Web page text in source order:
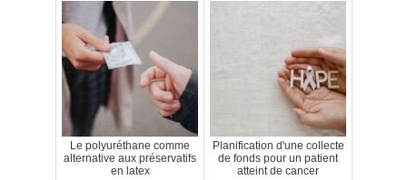
Le polyuréthane comme
alternative aux préservatifs
en latex
Planification d'une collecte
de fonds pour un patient
atteint de cancer